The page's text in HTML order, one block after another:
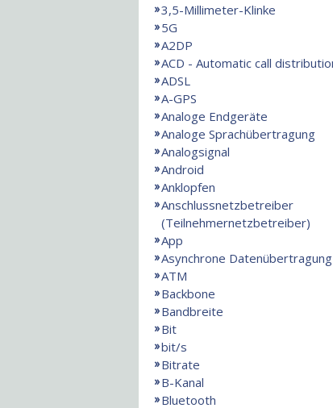
3,5-Millimeter-Klinke
5G
A2DP
ACD - Automatic call
ADSL
A-GPS
Analoge Endgeräte
Analoge Sprachübertragung
Analogsignal
Android
Anklopfen
Anschlussnetzbetreiber
(Teilnehmernetzbetreiber)
App
Asynchrone Datenübertragung
ATM
Backbone
Bandbreite
Bit
bit/s
Bitrate
B-Kanal
Bluetooth